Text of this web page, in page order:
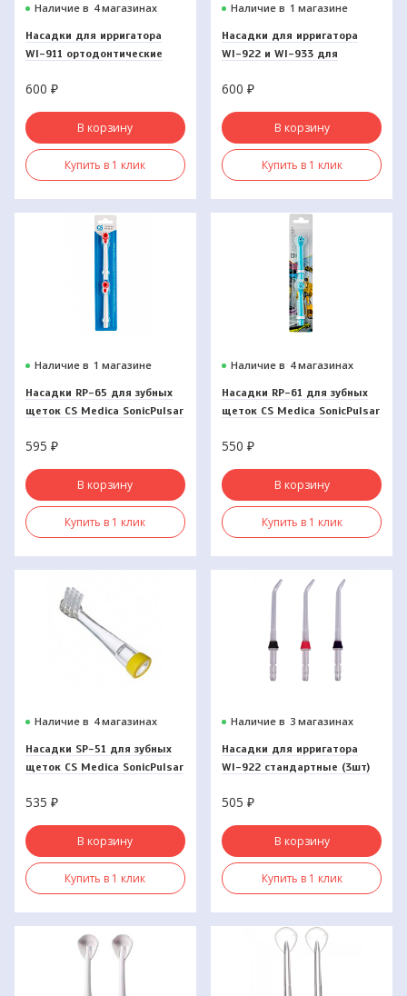
Наличие в 4 магазинах
Насадки для ирригатора
WI-911 ортодонтические
600 ₽
В корзину
Купить в 1 клик
Наличие в 1 магазине
Насадки для ирригатора
WI-922 и WI-933 для
виниров (2шт)
600₽
В корзину
Купить в 1 клик
Наличие в 1 магазине
Насадки RP-65 для зубных
щеток CS Medica SonicPulsar
595 ₽
В корзину
Купить в 1 клик
Наличие в 4 магазинах
Насадки RP-61 для зубных
щеток CS Medica SonicPulsar
550₽
В корзину
Купить в 1 клик
Наличие в 4 магазинах
Насадки SP-51 для зубных
щеток CS Medica SonicPulsar
535 ₽
В корзину
Купить в 1 клик
Наличие в 3 магазинах
Насадки для ирригатора
WI-922 стандартные (3шт)
505₽
В корзину
Купить в 1 клик